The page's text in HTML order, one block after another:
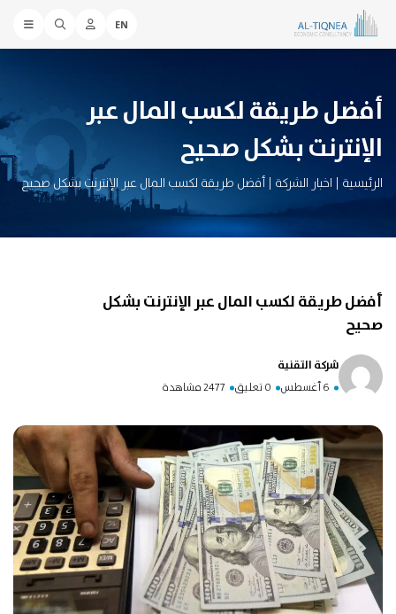
EN
أفضل طريقة لكسب المال عبر
الإنترنت بشكل صحيح
الرئيسية | اخبار الشركة | أفضل طريقة لكسب المال عبر الإنترنت بشكل صحيح
أفضل طريقة لكسب المال عبر الإنترنت بشكل
صحيح
شركة التقنية
6 أغسطس 0 تعليق 2477 مشاهدة